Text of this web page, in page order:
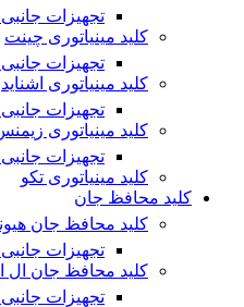
تجهیزات
کلید مینیاتوری چینت
تجهیزات
کلید مینیاتوری
تجهیزات جانبی
کلید مینیاتوری
تجهیزات
کلید مینیاتوری تکو
کلید محافظ جان
کلید محافظ جان
تجهیزات
کلید محافظ جان
تجهیزات